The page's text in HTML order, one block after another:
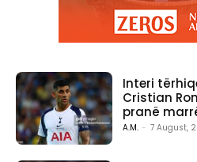
Interi
Cristian
pranë
A.M. - 7 August,